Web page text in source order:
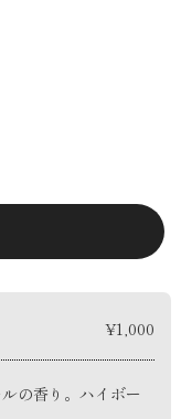
¥1,000
の香り。ハイボー